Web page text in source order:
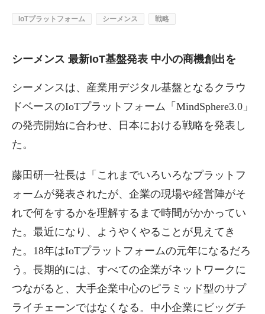
IoTプラットフォーム シーメンス 戦略
シーメンス 最新IoT基盤発表 中小の商機創出を
シーメンスは、産業用デジタル基盤となるクラウ
ドベースのIoTプラットフォーム「MindSphere3.0」
の発売開始に合わせ、日本における戦略を発表し
た。
藤田研一社長は「これまでいろいろなプラットフ
ォームが発表されたが、企業の現場や経営陣がそ
れで何をするかを理解するまで時間がかかってい
た。最近になり、ようやくやることが見えてき
た。18年はIoTプラットフォームの元年になるだろ
う。長期的には、すべての企業がネットワークに
つながると、大手企業中心のピラミッド型のサプ
ライチェーンではなくなる。中小企業にビッグチ